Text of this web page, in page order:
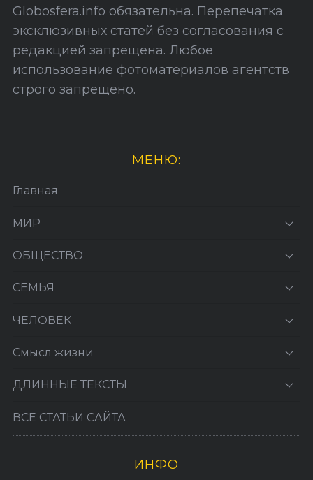
Globosfera.info обязательна. Перепечатка
эксклюзивных статей без согласования с
редакцией запрещена. Любое
использование фотоматериалов агентств
строго запрещено.
МЕНЮ:
Главная
МИР
ОБЩЕСТВО
СЕМЬЯ
ЧЕЛОВЕК
Смысл жизни
ДЛИННЫЕ ТЕКСТЫ
ВСЕ СТАТЬИ САЙТА
ИНФО